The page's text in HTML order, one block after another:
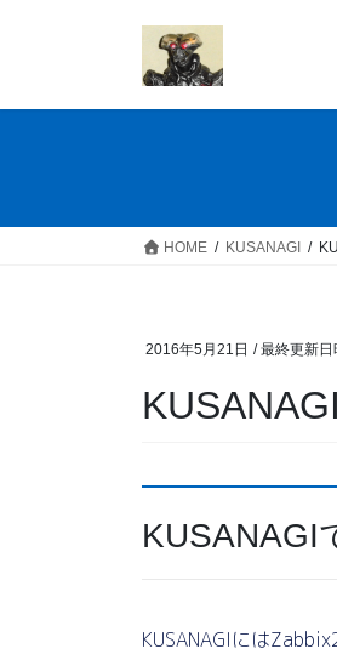
HOME KUSANAGI
2016年5月21日 / 最終更新日
KUSANAGI
KUSANAGIには